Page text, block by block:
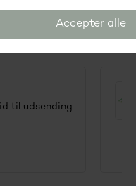
til udsending